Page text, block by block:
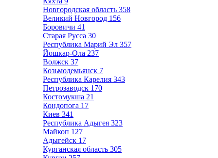
Новгородская область 358
Великий Новгород 156
Боровичи 41
Старая Русса 30
Республика Марий Эл 357
Йошкар-Ола 237
Волжск 37
Козьмодемьянск 7
Республика Карелия 343
Петрозаводск 170
Костомукша 21
Кондопога 17
Киев 341
Республика Адыгея 323
Майкоп 127
Адыгейск 17
Курганская область 305